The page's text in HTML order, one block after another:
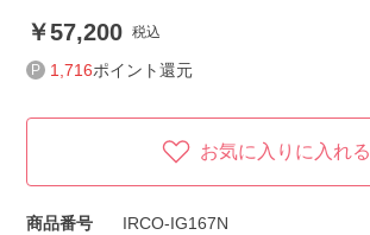
57,200 税込
1,716ポイント還元
お気に入りに入れる
商品番号
IRCO-IG167N